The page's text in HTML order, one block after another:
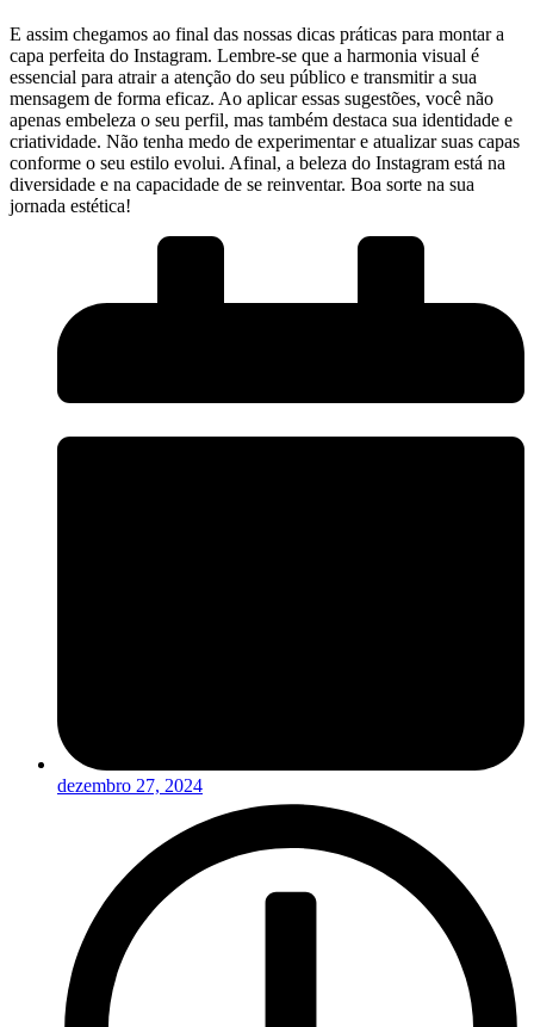
E ‌assim‍ chegamos ao‍ final das nossas dicas práticas para montar a
capa perfeita do Instagram. Lembre-se que⁢ a harmonia visual é
essencial para atrair⁤ a atenção do seu público e ⁣transmitir a sua
mensagem de forma eficaz. Ao⁣ aplicar essas sugestões, você não
apenas embeleza o seu perfil, mas⁢ também destaca sua identidade​ e
criatividade. ⁣Não tenha​ medo de experimentar e atualizar suas ⁤capas
‌conforme o seu ‌estilo evolui. Afinal,⁣ a beleza do ​Instagram está na
diversidade e na capacidade de se⁤ reinventar. Boa sorte ⁣na sua
jornada ⁣estética!
dezembro 27, 2024